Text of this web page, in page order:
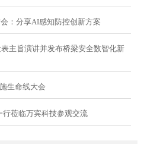
：分享AI感知防控创新方案
主旨演讲并发布桥梁安全数智化新
生命线大会
行莅临万宾科技参观交流